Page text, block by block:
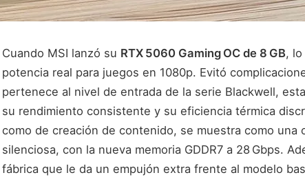
Cuando MSI lanzó su RTX 5060 Gaming OC de 8 GB,
potencia real para juegos en 1080p. Evitó
pertenece al nivel de entrada de la serie Blackwell,
su rendimiento consistente y su eficiencia térmica
como de creación de contenido, se muestra como una
silenciosa, con la nueva memoria GDDR7 a 28 Gbps.
fábrica que le da un empujón extra frente al modelo